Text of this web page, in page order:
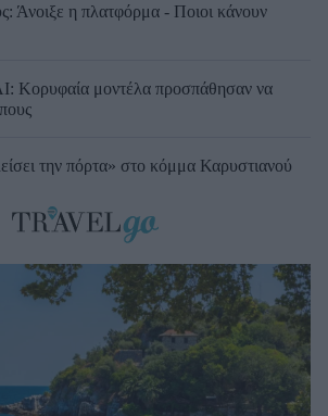
Άνοιξε η πλατφόρμα - Ποιοι κάνουν
Κορυφαία μοντέλα προσπάθησαν να
την πόρτα» στο κόμμα Καρυστιανού